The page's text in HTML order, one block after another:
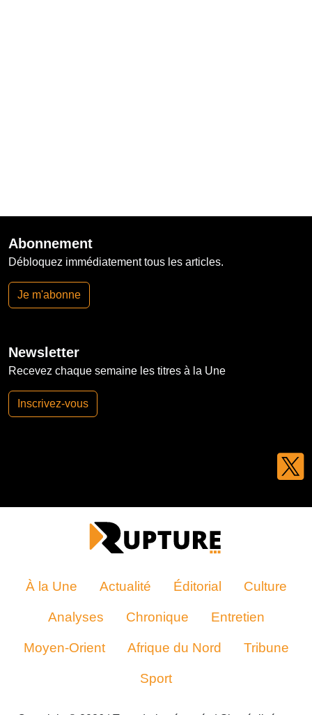
Abonnement
Débloquez immédiatement tous les articles.
Je m'abonne
Newsletter
Recevez chaque semaine les titres à la Une
Inscrivez-vous
À la Une Actualité Éditorial Culture
Analyses Chronique Entretien
Moyen-Orient Afrique du Nord Tribune
Sport